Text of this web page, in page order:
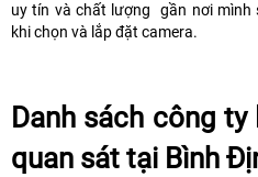
uy tín và chất lượng gần nơi mình
khi chọn và lắp đặt camera.
Danh sách công
quan sát tại Bình